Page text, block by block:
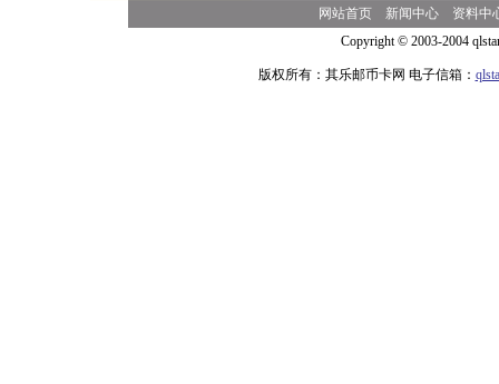
网站首页 新闻中心
资料中
Copyright © 2003-2004
版权所有：其乐邮币卡网 电子信箱：